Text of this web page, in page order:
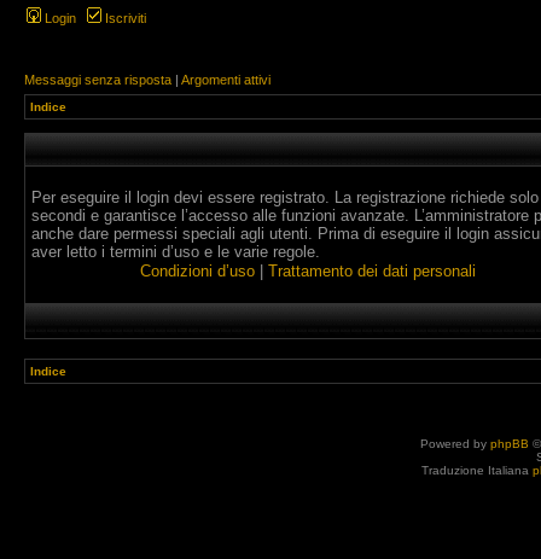
Login Iscriviti
Messaggi senza risposta | Argomenti attivi
Indice
Per eseguire il login devi essere registrato. La registrazione richiede
secondi e garantisce l’accesso alle funzioni avanzate. L’amministratore
anche dare permessi speciali agli utenti. Prima di eseguire il login
aver letto i termini d’uso e le varie regole.
Condizioni d’uso
Trattamento dei dati personali
Indice
Powered by phpBB
Traduzione Italiana